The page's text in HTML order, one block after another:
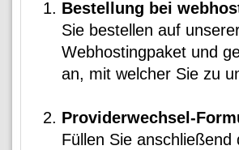
Bestellung bei
Sie bestellen auf
Webhostingpaket und
an, mit welcher Sie zu
Providerwechsel-
Füllen Sie